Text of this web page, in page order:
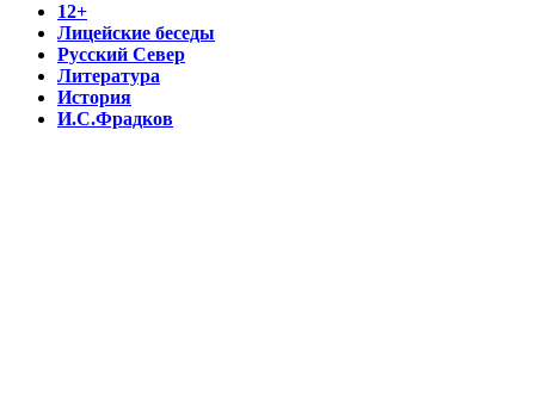
12+
Лицейские беседы
Русский Север
Литература
История
И.С.Фрадков